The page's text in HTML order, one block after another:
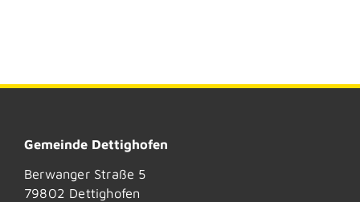
Gemeinde Dettighofen
Berwanger Straße 5
79802 Dettighofen